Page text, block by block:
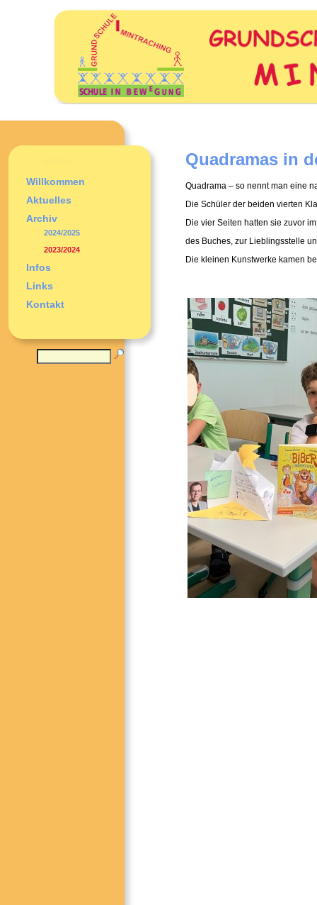
Willkommen
Aktuelles
Archiv
2024/2025
2023/2024
Infos
Links
Kontakt
Quadramas in
Quadrama – so nennt man eine
Die Schüler der beiden vierten
Die vier Seiten hatten sie zuvor
des Buches, zur Lieblingsstelle
Die kleinen Kunstwerke kamen